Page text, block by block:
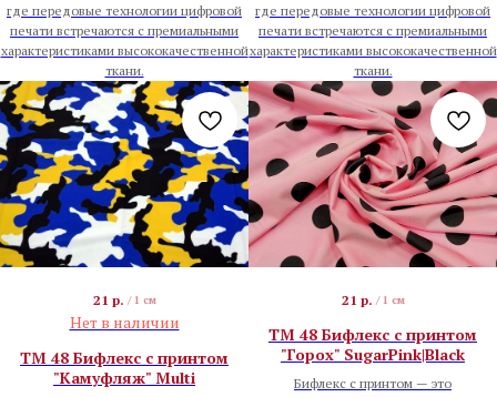
где передовые технологии цифровой
печати встречаются с премиальными
характеристиками высококачественной
ткани.
где передовые технологии цифровой
печати встречаются с премиальными
характеристиками высококачественной
ткани.
21 р. / 1 см
Нет в наличии
TM 48 Бифлекс с принтом
"Камуфляж" Multi
21 р. / 1 см
TM 48 Бифлекс с принтом
"Горох" SugarPink|Black
Бифлекс с принтом — это